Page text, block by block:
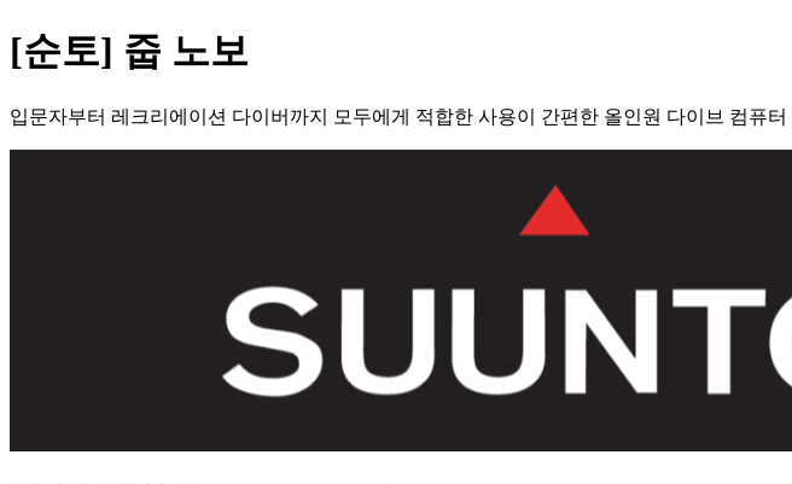
[순토] 줍 노보
입문자부터 레크리에이션 다이버까지 모두에게 적합한 사용이 간편한 올인원 다이브 컴퓨터